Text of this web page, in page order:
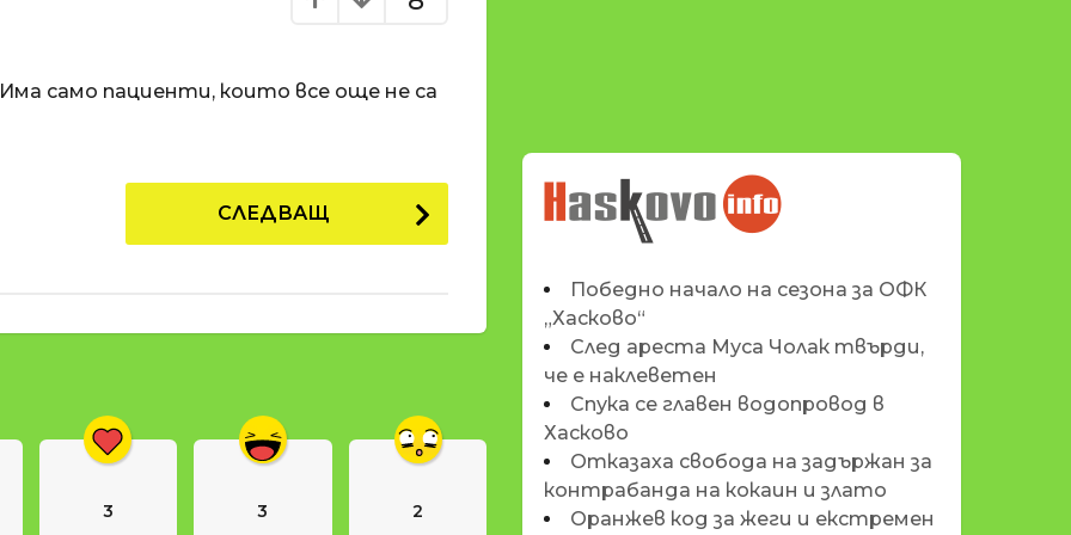
само пациенти, които все още не са
СЛЕДВАЩ
3 3 2
НОВИНИТЕ НА
HASKOVO.INFO
Победно начало на сезона за ОФК
„Хасково“
След ареста Муса Чолак твърди,
че е наклеветен
Спука се главен водопровод в
Хасково
Отказаха свобода на задържан за
контрабанда на кокаин и злато
Оранжев код за жеги и екстремен